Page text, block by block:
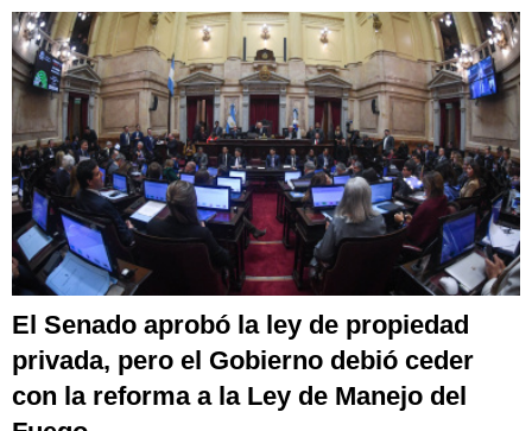
El Senado aprobó la ley de propiedad
privada, pero el Gobierno debió ceder
con la reforma a la Ley de Manejo del